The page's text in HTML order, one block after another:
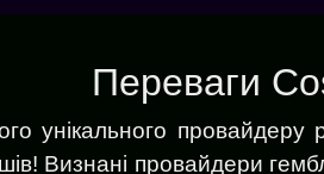
Переваги
унікального
Визнані провайдери